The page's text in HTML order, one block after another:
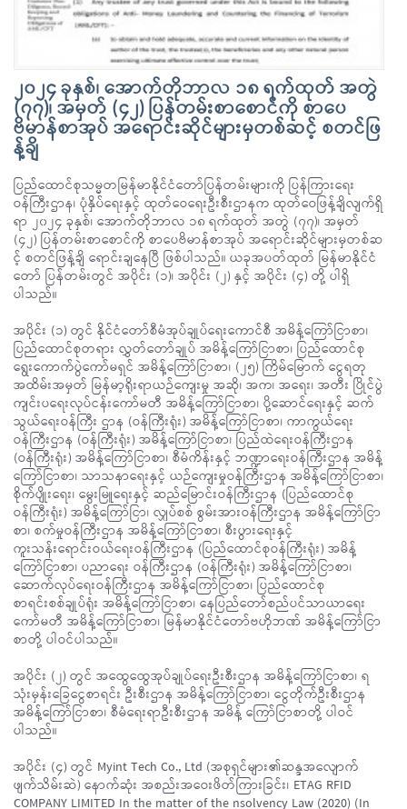
၂၀၂၄ ခုနှစ်၊ အောက်တိုဘာလ ၁၈ ရက်ထုတ် အတွဲ
(၇၇)၊ အမှတ် (၄၂) ပြန်တမ်းစာစောင်ကို စာပေ
ဗိမာန်စာအုပ် အရောင်းဆိုင်များမှတစ်ဆင့် စတင်ဖြ
န့်ချိ
ပြည်ထောင်စုသမ္မတမြန်မာနိုင်ငံတော်ပြန်တမ်းများကို ပြန်ကြားရေး
ဝန်ကြီးဌာန၊ ပုံနှိပ်ရေးနှင့် ထုတ်ဝေရေးဦးစီးဌာနက ထုတ်ဝေဖြန့်ချိလျက်ရှိ
ရာ ၂၀၂၄ ခုနှစ်၊ အောက်တိုဘာလ ၁၈ ရက်ထုတ် အတွဲ (၇၇)၊ အမှတ်
(၄၂) ပြန်တမ်းစာစောင်ကို စာပေဗိမာန်စာအုပ် အရောင်းဆိုင်များမှတစ်ဆ
င့် စတင်ဖြန့်ချိ ရောင်းချနေပြီ ဖြစ်ပါသည်။ ယခုအပတ်ထုတ် မြန်မာနိုင်ငံ
တော် ပြန်တမ်းတွင် အပိုင်း (၁)၊ အပိုင်း (၂) နှင့် အပိုင်း (၄) တို့ ပါရှိ
ပါသည်။
အပိုင်း (၁) တွင် နိုင်ငံတော်စီမံအုပ်ချုပ်ရေးကောင်စီ အမိန့်ကြော်ငြာစာ၊
ပြည်ထောင်စုတရား လွှတ်တော်ချုပ် အမိန့်ကြော်ငြာစာ၊ ပြည်ထောင်စု
ရွေးကောက်ပွဲကော်မရှင် အမိန့်ကြော်ငြာစာ၊ (၂၅) ကြိမ်မြောက် ငွေရတု
အထိမ်းအမှတ် မြန်မာ့ရိုးရာယဉ်ကျေးမှု အဆို၊ အက၊ အရေး၊ အတီး ပြိုင်ပွဲ
ကျင်းပရေးလုပ်ငန်းကော်မတီ အမိန့်ကြော်ငြာစာ၊ ပို့ဆောင်ရေးနှင့် ဆက်
သွယ်ရေးဝန်ကြီး ဌာန (ဝန်ကြီးရုံး) အမိန့်ကြော်ငြာစာ၊ ကာကွယ်ရေး
ဝန်ကြီးဌာန (ဝန်ကြီးရုံး) အမိန့်ကြော်ငြာစာ၊ ပြည်ထဲရေးဝန်ကြီးဌာန
(ဝန်ကြီးရုံး) အမိန့်ကြော်ငြာစာ၊ စီမံကိန်းနှင့် ဘဏ္ဍာရေးဝန်ကြီးဌာန အမိန့်
ကြော်ငြာစာ၊ သာသနာရေးနှင့် ယဉ်ကျေးမှုဝန်ကြီးဌာန အမိန့်ကြော်ငြာစာ၊
စိုက်ပျိုးရေး၊ မွေးမြူရေးနှင့် ဆည်မြောင်းဝန်ကြီးဌာန (ပြည်ထောင်စု
ဝန်ကြီးရုံး) အမိန့်ကြော်ငြာ၊ လျှပ်စစ် စွမ်းအားဝန်ကြီးဌာန အမိန့်ကြော်ငြာ
စာ၊ စက်မှုဝန်ကြီးဌာန အမိန့်ကြော်ငြာစာ၊ စီးပွားရေးနှင့်
ကူးသန်းရောင်းဝယ်ရေးဝန်ကြီးဌာန (ပြည်ထောင်စုဝန်ကြီးရုံး) အမိန့်
ကြော်ငြာစာ၊ ပညာရေး ဝန်ကြီးဌာန (ဝန်ကြီးရုံး) အမိန့်ကြော်ငြာစာ၊
ဆောက်လုပ်ရေးဝန်ကြီးဌာန အမိန့်ကြော်ငြာစာ၊ ပြည်ထောင်စု
စာရင်းစစ်ချုပ်ရုံး အမိန့်ကြော်ငြာစာ၊ နေပြည်တော်စည်ပင်သာယာရေး
ကော်မတီ အမိန့်ကြော်ငြာစာ၊ မြန်မာနိုင်ငံတော်ဗဟိုဘဏ် အမိန့်ကြော်ငြာ
စာတို့ ပါဝင်ပါသည်။
အပိုင်း (၂) တွင် အထွေထွေအုပ်ချုပ်ရေးဦးစီးဌာန အမိန့်ကြော်ငြာစာ၊ ရ
သုံးမှန်းခြေငွေစာရင်း ဦးစီးဌာန အမိန့်ကြော်ငြာစာ၊ ငွေတိုက်ဦးစီးဌာန
အမိန့်ကြော်ငြာစာ၊ စီမံရေးရာဦးစီးဌာန အမိန့် ကြော်ငြာစာတို့ ပါဝင်
ပါသည်။
အပိုင်း (၄) တွင် Myint Tech Co., Ltd (အစုရှင်များ၏ဆန္ဒအလျောက်
ဖျက်သိမ်းဆဲ) နောက်ဆုံး အစည်းအဝေးဖိတ်ကြားခြင်း၊ ETAG RFID
COMPANY LIMITED In the matter of the nsolvency Law (2020) (In